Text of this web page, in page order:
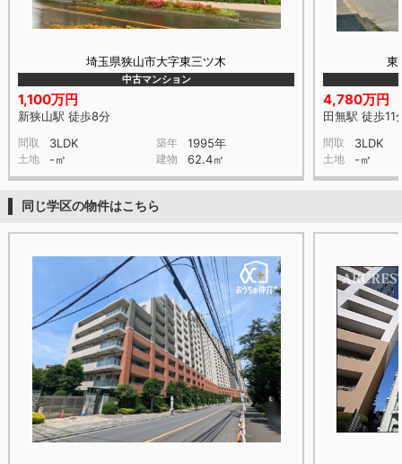
埼玉県狭山市大字東三ツ木
中古マンション
1,100万円
新狭山駅 徒歩8分
間取 3LDK 築年 1995年
土地 -㎡ 建物 62.4㎡
東
4,780万円
田無駅 徒歩11
間取 3LDK
土地 -㎡
同じ学区の物件はこちら